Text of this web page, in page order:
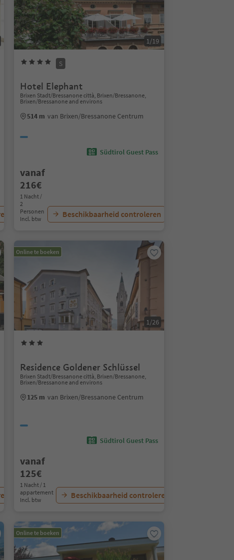
1/19
S
Hotel Elephant
Brixen Stadt/Bressanone città, Brixen/Bressanone,
Brixen/Bressanone and environs
514 m van Brixen/Bressanone Centrum
Südtirol Guest Pass
vanaf
216€
1 Nacht /
2
Personen
Incl. btw
Beschikbaarheid controleren
Online te boeken
1/26
Residence Goldener Schlüssel
Brixen Stadt/Bressanone città, Brixen/Bressanone,
Brixen/Bressanone and environs
125 m van Brixen/Bressanone Centrum
Südtirol Guest Pass
vanaf
125€
1 Nacht / 1
appartement
Incl. btw
Beschikbaarheid controleren
Online te boeken